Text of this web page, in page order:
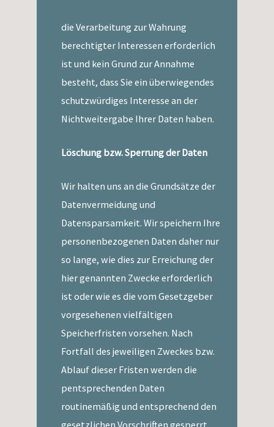
die Verarbeitung zur Wahrung
berechtigter Interessen erforderlich
ist und kein Grund zur Annahme
besteht, dass Sie ein überwiegendes
schutzwürdiges Interesse an der
Nichtweitergabe Ihrer Daten haben.
Löschung bzw. Sperrung der Daten
Wir halten uns an die Grundsätze der
Datenvermeidung und
Datensparsamkeit. Wir speichern Ihre
personenbezogenen Daten daher nur
so lange, wie dies zur Erreichung der
hier genannten Zwecke erforderlich
ist oder wie es die vom Gesetzgeber
vorgesehenen vielfältigen
Speicherfristen vorsehen. Nach
Fortfall des jeweiligen Zweckes bzw.
Ablauf dieser Fristen werden die
pentsprechenden Daten
routinemäßig und entsprechend den
gesetzlichen Vorschriften gesperrt